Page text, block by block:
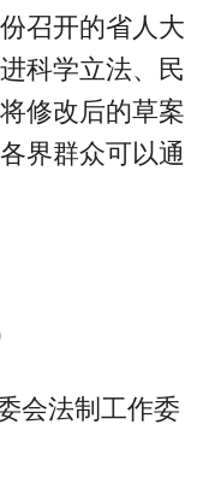
召开的省人大
科学立法、民
修改后的草案
界群众可以通
会法制工作委